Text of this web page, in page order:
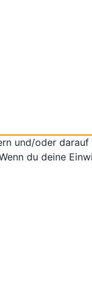
und/oder darauf
du deine